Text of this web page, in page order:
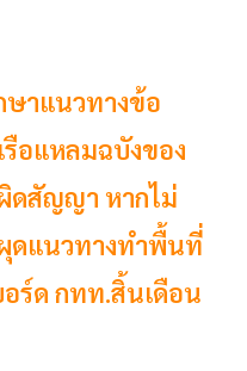
าแนวทางข้อ
อแหลมฉบังของ
ดสัญญา หากไม่
ดแนวทางทำพื้นที่
ร์ด กทท.สิ้นเดือน